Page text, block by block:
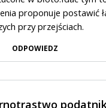
proponuje postawić
przy przejściach.
ODPOWIEDZ